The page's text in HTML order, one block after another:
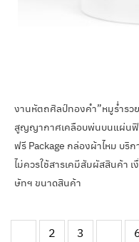
งานหัตถศิลป์ทองคำ”หมูร่ำร
สูญญากาศเคลือบพ่นบนแผ่นฟิล์
ฟรี Package กล่องผ้าไหม บริ
ไม่ควรใช้สารเคมีสัมผัสสินค้า
ษัทฯ ขนาดสินค้า
2 3